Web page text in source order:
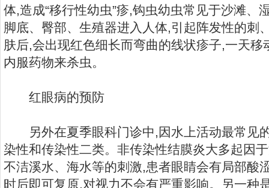
体,造成“移行性幼虫”疹,钩虫幼虫常见于沙滩、
脚底、臀部、生殖器进入人体,引起阵发性的刺
肤后,会出现红色细长而弯曲的线状疹子,一天
内服药物来杀虫。
红眼病的预防
另外在夏季眼科门诊中,因水上活动最常见
染性和传染性二类。非传染性结膜炎大多起因
不洁溪水、海水等的刺激,患者眼睛会有局部酸
时后即可复原,对视力不会有严重影响。另一种